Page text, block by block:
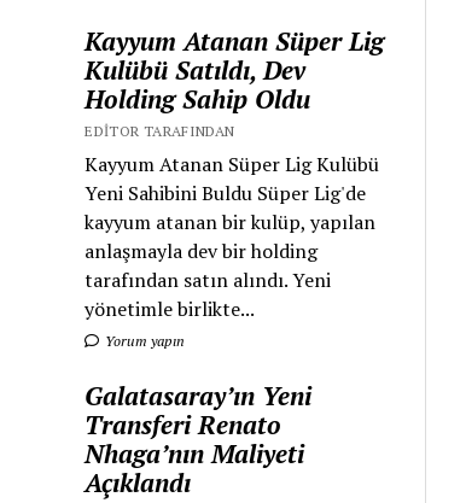
Kayyum Atanan Süper Lig
Kulübü Satıldı, Dev
Holding Sahip Oldu
EDITOR TARAFINDAN
Kayyum Atanan Süper Lig Kulübü
Yeni Sahibini Buldu Süper Lig'de
kayyum atanan bir kulüp, yapılan
anlaşmayla dev bir holding
tarafından satın alındı. Yeni
yönetimle birlikte...
Yorum yapın
Galatasaray’ın Yeni
Transferi Renato
Nhaga’nın Maliyeti
Açıklandı